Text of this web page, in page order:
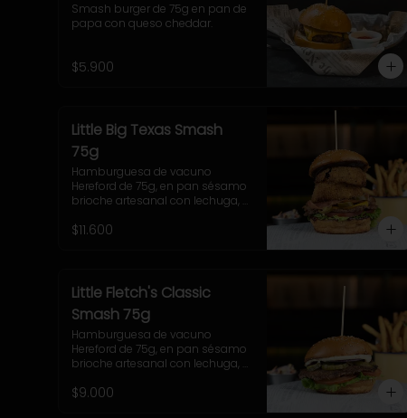
Smash burger de 75g en pan de
papa con queso cheddar.
$5.900
Little Big Texas Smash
75g
Hamburguesa de vacuno
Hereford de 75g, en pan sésamo
brioche artesanal con lechuga,
queso cheddar, tocino y salsa
$11.600
Little Fletch's Classic
Smash 75g
Hamburguesa de vacuno
Hereford de 75g, en pan sésamo
brioche artesanal con lechuga,
pepinillo y salsa casera Uncle
$9.000